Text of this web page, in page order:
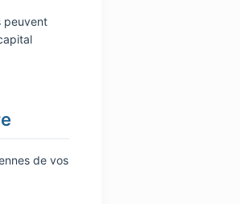
peuvent
de vos